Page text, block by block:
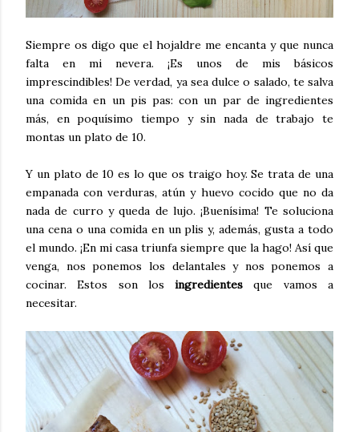
Siempre os digo que el hojaldre me encanta y que nunca
falta en mi nevera. ¡Es unos de mis básicos
imprescindibles! De verdad, ya sea dulce o salado, te salva
una comida en un pis pas: con un par de ingredientes
más, en poquísimo tiempo y sin nada de trabajo te
montas un plato de 10.
Y un plato de 10 es lo que os traigo hoy. Se trata de una
empanada con verduras, atún y huevo cocido que no da
nada de curro y queda de lujo. ¡Buenísima! Te soluciona
una cena o una comida en un plis y, además, gusta a todo
el mundo. ¡En mi casa triunfa siempre que la hago! Así que
venga, nos ponemos los delantales y nos ponemos a
cocinar. Estos son losingredientes que vamos a
necesitar.